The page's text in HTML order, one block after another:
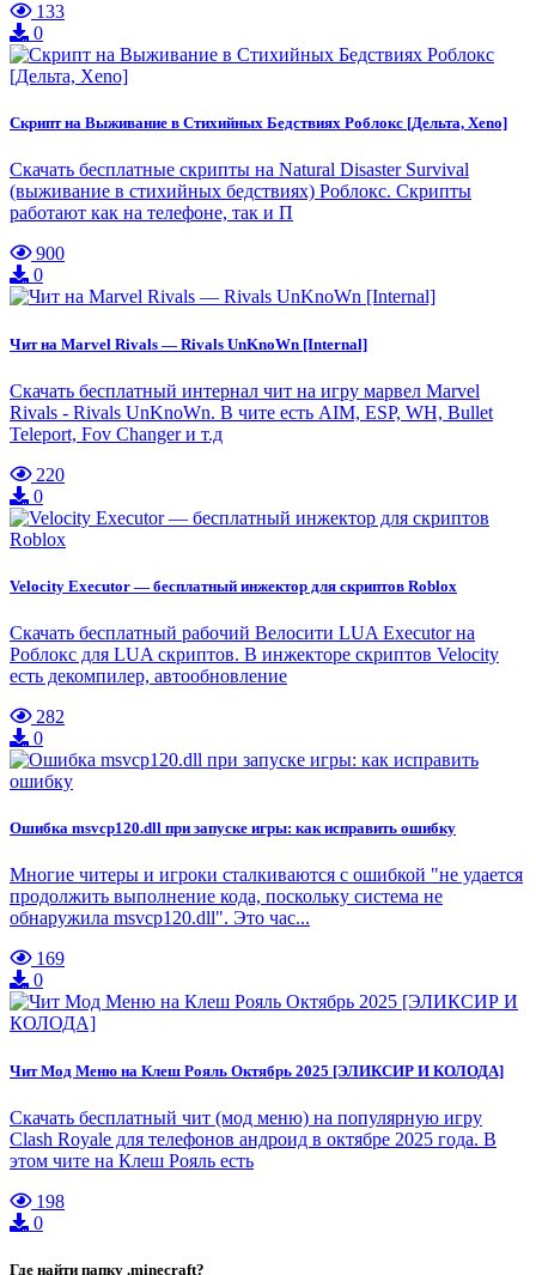
133
0
Скрипт на Выживание в Стихийных Бедствиях Роблокс [Дельта, Xeno]
Скачать бесплатные скрипты на Natural Disaster Survival
(выживание в стихийных бедствиях) Роблокс. Скрипты
работают как на телефоне, так и П
900
0
Чит на Marvel Rivals — Rivals UnKnoWn [Internal]
Скачать бесплатный интернал чит на игру марвел Marvel
Rivals - Rivals UnKnoWn. В чите есть AIM, ESP, WH, Bullet
Teleport, Fov Changer и т.д
220
0
Velocity Executor — бесплатный инжектор для скриптов Roblox
Скачать бесплатный рабочий Велосити LUA Executor на
Роблокс для LUA скриптов. В инжекторе скриптов Velocity
есть декомпилер, автообновление
282
0
Ошибка msvcp120.dll при запуске игры: как исправить ошибку
Многие читеры и игроки сталкиваются с ошибкой "не удается
продолжить выполнение кода, поскольку система не
обнаружила msvcp120.dll". Это час...
169
0
Чит Мод Меню на Клеш Рояль Октябрь 2025 [ЭЛИКСИР И КОЛОДА]
Скачать бесплатный чит (мод меню) на популярную игру
Clash Royale для телефонов андроид в октябре 2025 года. В
этом чите на Клеш Рояль есть
198
0
Где найти папку .minecraft?